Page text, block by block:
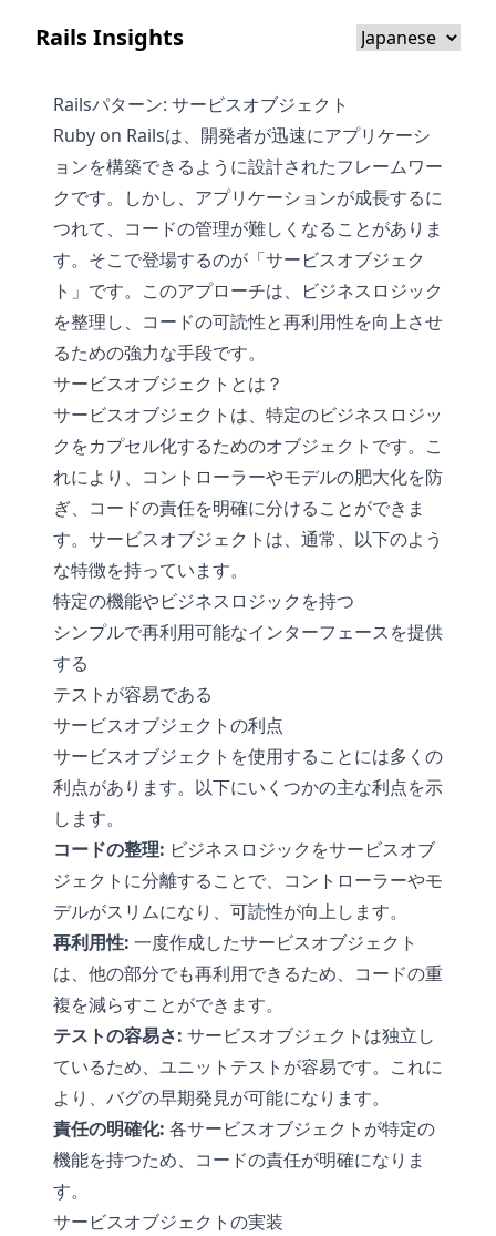
Rails Insights
Railsパターン: サービスオブジェクト
Ruby on Railsは、開発者が迅速にアプリケーシ
ョンを構築できるように設計されたフレームワー
クです。しかし、アプリケーションが成長するに
つれて、コードの管理が難しくなることがありま
す。そこで登場するのが「サービスオブジェク
ト」です。このアプローチは、ビジネスロジック
を整理し、コードの可読性と再利用性を向上させ
るための強力な手段です。
サービスオブジェクトとは？
サービスオブジェクトは、特定のビジネスロジッ
クをカプセル化するためのオブジェクトです。こ
れにより、コントローラーやモデルの肥大化を防
ぎ、コードの責任を明確に分けることができま
す。サービスオブジェクトは、通常、以下のよう
な特徴を持っています。
特定の機能やビジネスロジックを持つ
シンプルで再利用可能なインターフェースを提供
する
テストが容易である
サービスオブジェクトの利点
サービスオブジェクトを使用することには多くの
利点があります。以下にいくつかの主な利点を示
します。
コードの整理: ビジネスロジックをサービスオブ
ジェクトに分離することで、コントローラーやモ
デルがスリムになり、可読性が向上します。
再利用性: 一度作成したサービスオブジェクト
は、他の部分でも再利用できるため、コードの重
複を減らすことができます。
テストの容易さ: サービスオブジェクトは独立し
ているため、ユニットテストが容易です。これに
より、バグの早期発見が可能になります。
責任の明確化: 各サービスオブジェクトが特定の
機能を持つため、コードの責任が明確になりま
す。
サービスオブジェクトの実装